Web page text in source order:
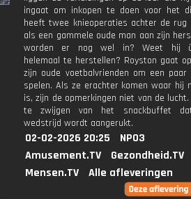
ingaat om inkopen te doen voor het
heeft twee knieoperaties achter de rug
als een gammele oude man aan zijn
worden er nog wel in? Weet hij
helemaal te herstellen? Royston gaat
zijn oude voetbalvrienden om een
spelen. Als ze erachter komen waar hij
is, zijn de opmerkingen niet van de
te zwijgen van het snackbuffet
wedstrijd wordt aangerukt.
02-02-2026 20:25
NPO3
Amusement.TV
Gezondheid.TV
Mensen.TV
Alle afleveringen